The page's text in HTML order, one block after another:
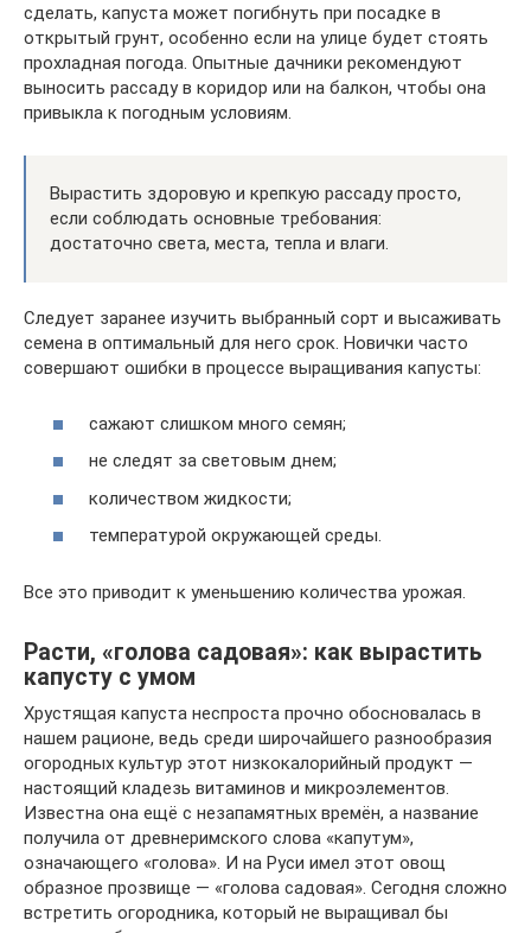
сделать, капуста может погибнуть при посадке в
открытый грунт, особенно если на улице будет стоять
прохладная погода. Опытные дачники рекомендуют
выносить рассаду в коридор или на балкон, чтобы она
привыкла к погодным условиям.
Вырастить здоровую и крепкую рассаду просто,
если соблюдать основные требования:
достаточно света, места, тепла и влаги.
Следует заранее изучить выбранный сорт и высаживать
семена в оптимальный для него срок. Новички часто
совершают ошибки в процессе выращивания капусты:
сажают слишком много семян;
не следят за световым днем;
количеством жидкости;
температурой окружающей среды.
Все это приводит к уменьшению количества урожая.
Расти, «голова садовая»: как вырастить
капусту с умом
Хрустящая капуста неспроста прочно обосновалась в
нашем рационе, ведь среди широчайшего разнообразия
огородных культур этот низкокалорийный продукт —
настоящий кладезь витаминов и микроэлементов.
Известна она ещё с незапамятных времён, а название
получила от древнеримского слова «капутум»,
означающего «голова». И на Руси имел этот овощ
образное прозвище — «голова садовая». Сегодня сложно
встретить огородника, который не выращивал бы